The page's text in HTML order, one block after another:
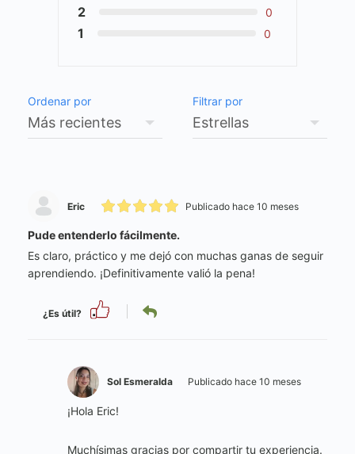
2 0
1 0
Ordenar por Filtrar por
Eric Publicado hace 10 meses
Pude entenderlo fácilmente.
Es claro, práctico y me dejó con muchas ganas de seguir
aprendiendo. ¡Definitivamente valió la pena!
¿Es útil?
Sol Esmeralda Publicado hace 10 meses
¡Hola Eric!
Muchísimas gracias por compartir tu experiencia.